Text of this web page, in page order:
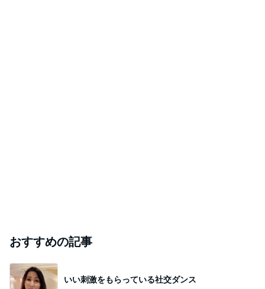
おすすめの記事
いい刺激をもらっている社交ダンス